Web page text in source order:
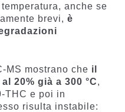
anche se
brevi, è
MS mostrano che il
20% già a 300 °C,
THC e poi in
risulta instabile: